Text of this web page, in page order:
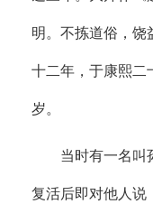
明。不拣道俗，
十二年，于康熙二
岁。
当时有一名叫孙
复活后即对他人说